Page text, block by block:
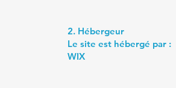
2. Hébergeur
Le site est hébergé par :
WIX